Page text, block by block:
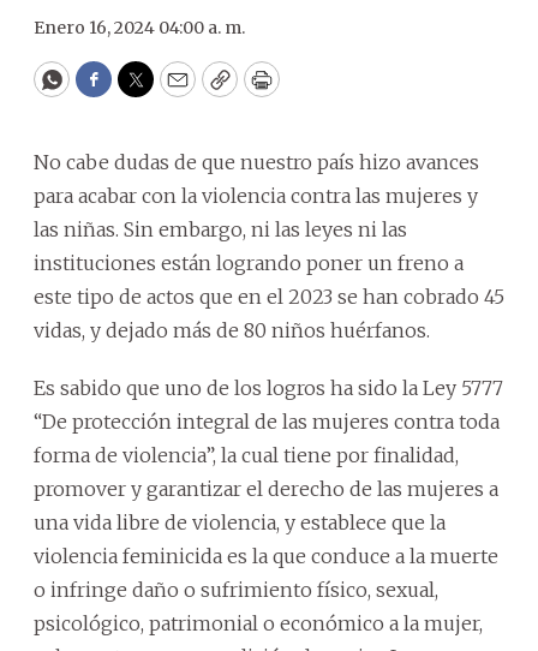
Enero 16, 2024 04:00 a. m.
WhatsApp
Facebook
Twitter
EmailCopyPrint
No cabe dudas de que nuestro país hizo avances
para acabar con la violencia contra las mujeres y
las niñas. Sin embargo, ni las leyes ni las
instituciones están logrando poner un freno a
este tipo de actos que en el 2023 se han cobrado 45
vidas, y dejado más de 80 niños huérfanos.
Es sabido que uno de los logros ha sido la Ley 5777
“De protección integral de las mujeres contra toda
forma de violencia”, la cual tiene por finalidad,
promover y garantizar el derecho de las mujeres a
una vida libre de violencia, y establece que la
violencia feminicida es la que conduce a la muerte
o infringe daño o sufrimiento físico, sexual,
psicológico, patrimonial o económico a la mujer,